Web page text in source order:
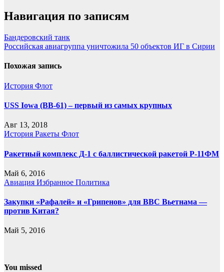
Навигация по записям
Бандеровский танк
Российская авиагруппа уничтожила 50 объектов ИГ в Сирии
Похожая запись
История Флот
USS Iowa (BB-61) – первый из самых крупных
Авг 13, 2018
История Ракеты Флот
Ракетный комплекс Д-1 с баллистической ракетой Р-11ФМ
Май 6, 2016
Авиация Избранное Политика
Закупки «Рафалей» и «Грипенов» для ВВС Вьетнама —
против Китая?
Май 5, 2016
You missed